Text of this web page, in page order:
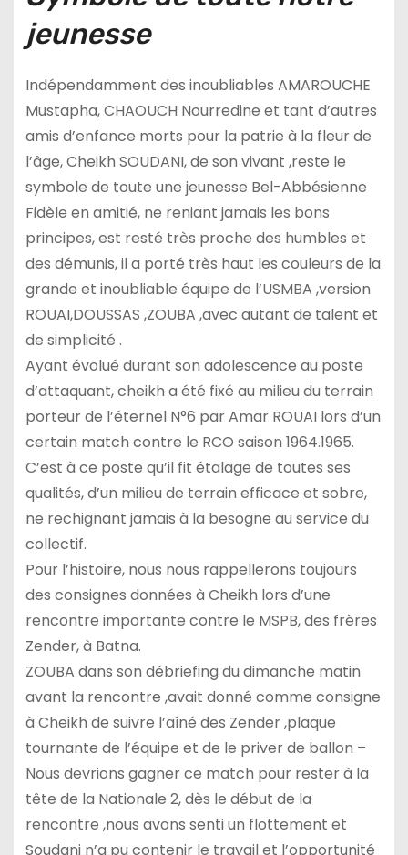
jeunesse
Indépendamment des inoubliables AMAROUCHE
Mustapha, CHAOUCH Nourredine et tant d’autres
amis d’enfance morts pour la patrie à la fleur de
l’âge, Cheikh SOUDANI, de son vivant ,reste le
symbole de toute une jeunesse Bel-Abbésienne
Fidèle en amitié, ne reniant jamais les bons
principes, est resté très proche des humbles et
des démunis, il a porté très haut les couleurs de la
grande et inoubliable équipe de l’USMBA ,version
ROUAI,DOUSSAS ,ZOUBA ,avec autant de talent et
de simplicité .
Ayant évolué durant son adolescence au poste
d’attaquant, cheikh a été fixé au milieu du terrain
porteur de l’éternel N°6 par Amar ROUAI lors d’un
certain match contre le RCO saison 1964.1965.
C’est à ce poste qu’il fit étalage de toutes ses
qualités, d’un milieu de terrain efficace et sobre,
ne rechignant jamais à la besogne au service du
collectif.
Pour l’histoire, nous nous rappellerons toujours
des consignes données à Cheikh lors d’une
rencontre importante contre le MSPB, des frères
Zender, à Batna.
ZOUBA dans son débriefing du dimanche matin
avant la rencontre ,avait donné comme consigne
à Cheikh de suivre l’aîné des Zender ,plaque
tournante de l’équipe et de le priver de ballon –
Nous devrions gagner ce match pour rester à la
tête de la Nationale 2, dès le début de la
rencontre ,nous avons senti un flottement et
Soudani n’a pu contenir le travail et l’opportunité